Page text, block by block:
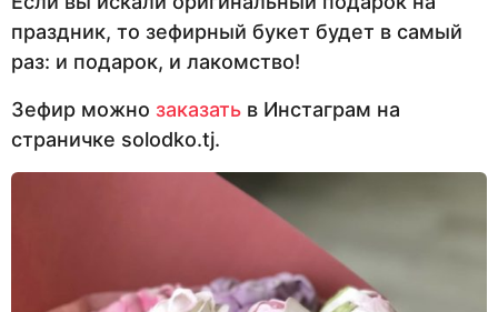
праздник, то зефирный букет будет в самый
раз: и подарок, и лакомство!
Зефир можно заказать в Инстаграм на
страничке solodko.tj.